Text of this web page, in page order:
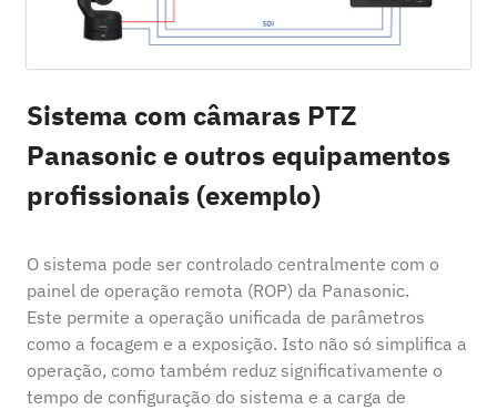
Sistema com câmaras PTZ
Panasonic e outros equipamentos
profissionais (exemplo)
O sistema pode ser controlado centralmente com o
painel de operação remota (ROP) da Panasonic.
Este permite a operação unificada de parâmetros
como a focagem e a exposição. Isto não só simplifica a
operação, como também reduz significativamente o
tempo de configuração do sistema e a carga de